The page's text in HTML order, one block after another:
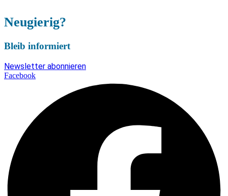
Neugierig?
Bleib informiert
Newsletter abonnieren
Facebook